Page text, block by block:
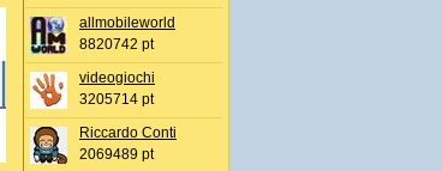
allmobileworld
8820742 pt
videogiochi
3205714 pt
Riccardo Conti
2069489 pt